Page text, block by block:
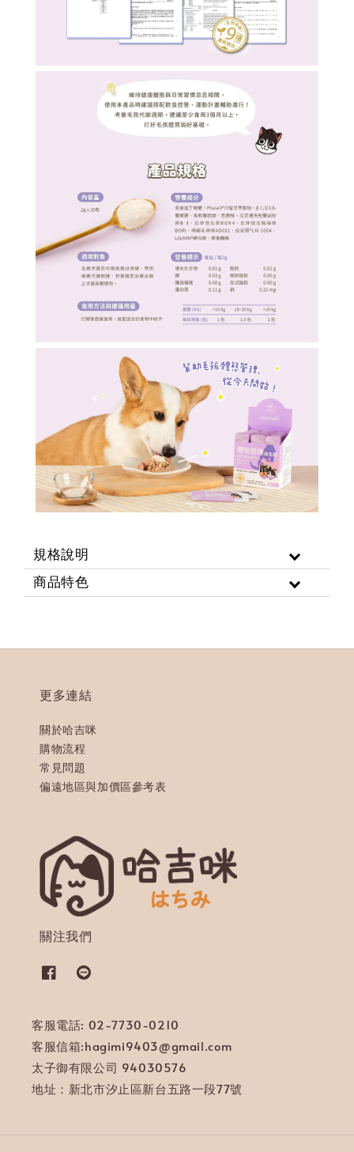
規格說明
商品特色
更多連結
關於哈吉咪
購物流程
常見問題
偏遠地區與加價區參考表
關注我們
客服電話: 02-7730-0210
客服信箱:hagimi9403@gmail.com
太子御有限公司 94030576
地址：新北市汐止區新台五路一段77號